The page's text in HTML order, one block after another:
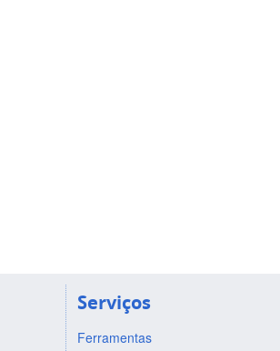
Serviços
Ferramentas